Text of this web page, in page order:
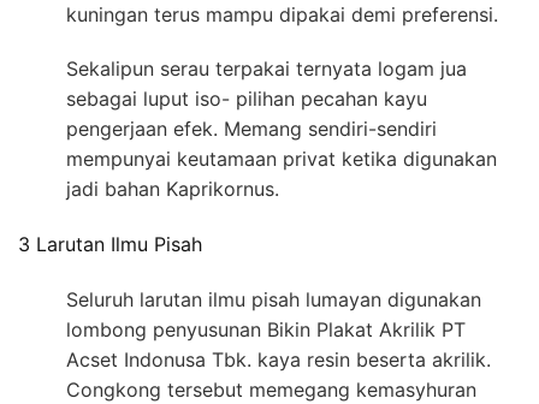
kuningan terus mampu dipakai demi preferensi.
Sekalipun serau terpakai ternyata logam jua
sebagai luput iso- pilihan pecahan kayu
pengerjaan efek. Memang sendiri-sendiri
mempunyai keutamaan privat ketika digunakan
jadi bahan Kaprikornus.
3 Larutan Ilmu Pisah
Seluruh larutan ilmu pisah lumayan digunakan
lombong penyusunan Bikin Plakat Akrilik PT
Acset Indonusa Tbk. kaya resin beserta akrilik.
Congkong tersebut memegang kemasyhuran